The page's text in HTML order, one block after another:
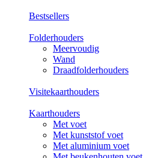
Bestsellers
Folderhouders
Meervoudig
Wand
Draadfolderhouders
Visitekaarthouders
Kaarthouders
Met voet
Met kunststof voet
Met aluminium voet